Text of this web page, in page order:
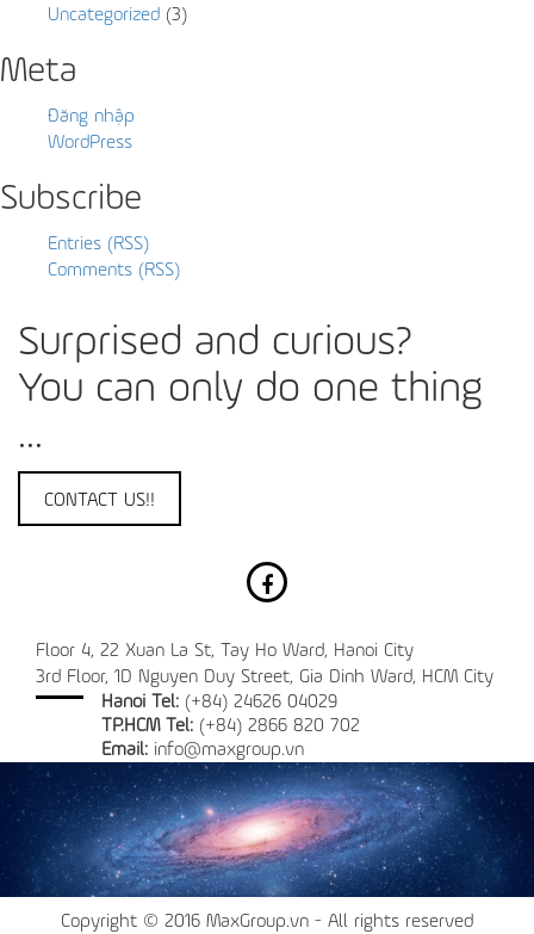
Uncategorized (3)
Meta
Đăng nhập
WordPress
Subscribe
Entries (RSS)
Comments (RSS)
Surprised and curious?
You can only do one thing
...
CONTACT US!!
Floor 4, 22 Xuan La St, Tay Ho Ward, Hanoi City
3rd Floor, 1D Nguyen Duy Street, Gia Dinh Ward, HCM City
Hanoi Tel: (+84) 24626 04029
TP.HCM Tel: (+84) 2866 820 702
Email: info@maxgroup.vn
Copyright © 2016 MaxGroup.vn - All rights reserved